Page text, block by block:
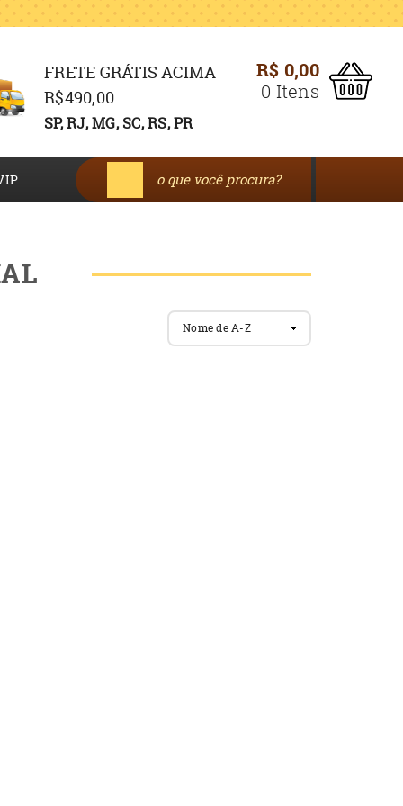
R$ 0,00
0 Itens
FRETE GRÁTIS ACIMA
R$490,00
SP, RJ, MG, SC, RS, PR
Nome de A-Z